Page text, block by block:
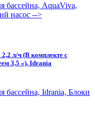
бассейна, AquaViva,
насос -->
л/ч (В комплекте с
3,5 «), Idrania
бассейна, Idrania, Блоки